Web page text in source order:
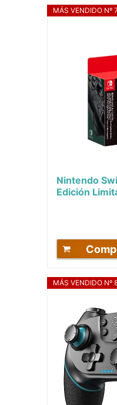
MÁS VENDIDO Nº
Nintendo
Edición
MÁS VENDIDO Nº